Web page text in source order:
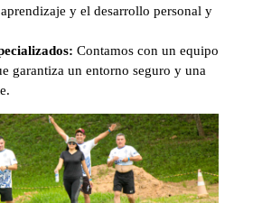
y el desarrollo personal y
Contamos con un equipo
garantiza un entorno seguro y una